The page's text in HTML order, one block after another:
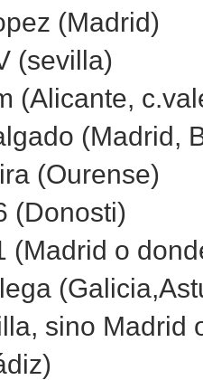
(Madrid)
(sevilla)
(Alicante,
(Madrid,
(Ourense)
(Donosti)
(Madrid o
sino Madrid